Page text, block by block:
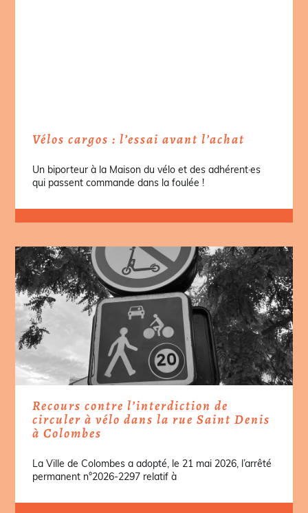
Vélos cargos : l’essai avant l’achat
Un biporteur à la Maison du vélo et des adhérent·es
qui passent commande dans la foulée !
Recours contre l’interdiction de
circuler à vélo dans la rue Saint Denis
à Colombes
La Ville de Colombes a adopté, le 21 mai 2026, l’arrêté
permanent n°2026-2297 relatif à